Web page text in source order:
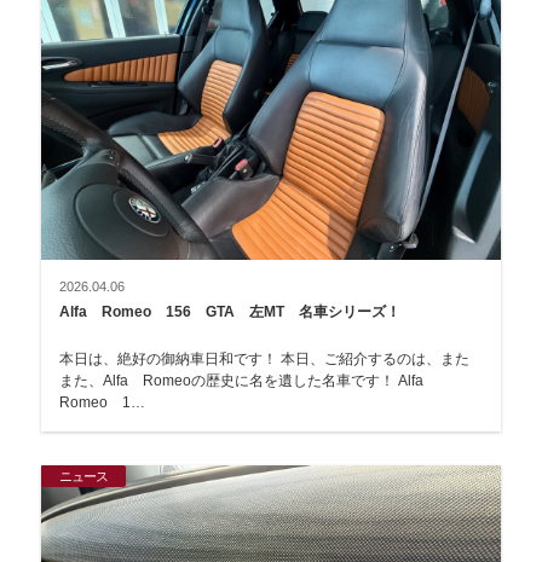
2026.04.06
Alfa Romeo 156 GTA 左MT 名車シリーズ！
本日は、絶好の御納車日和です！ 本日、ご紹介するのは、また
また、Alfa Romeoの歴史に名を遺した名車です！ Alfa
Romeo 1…
ニュース